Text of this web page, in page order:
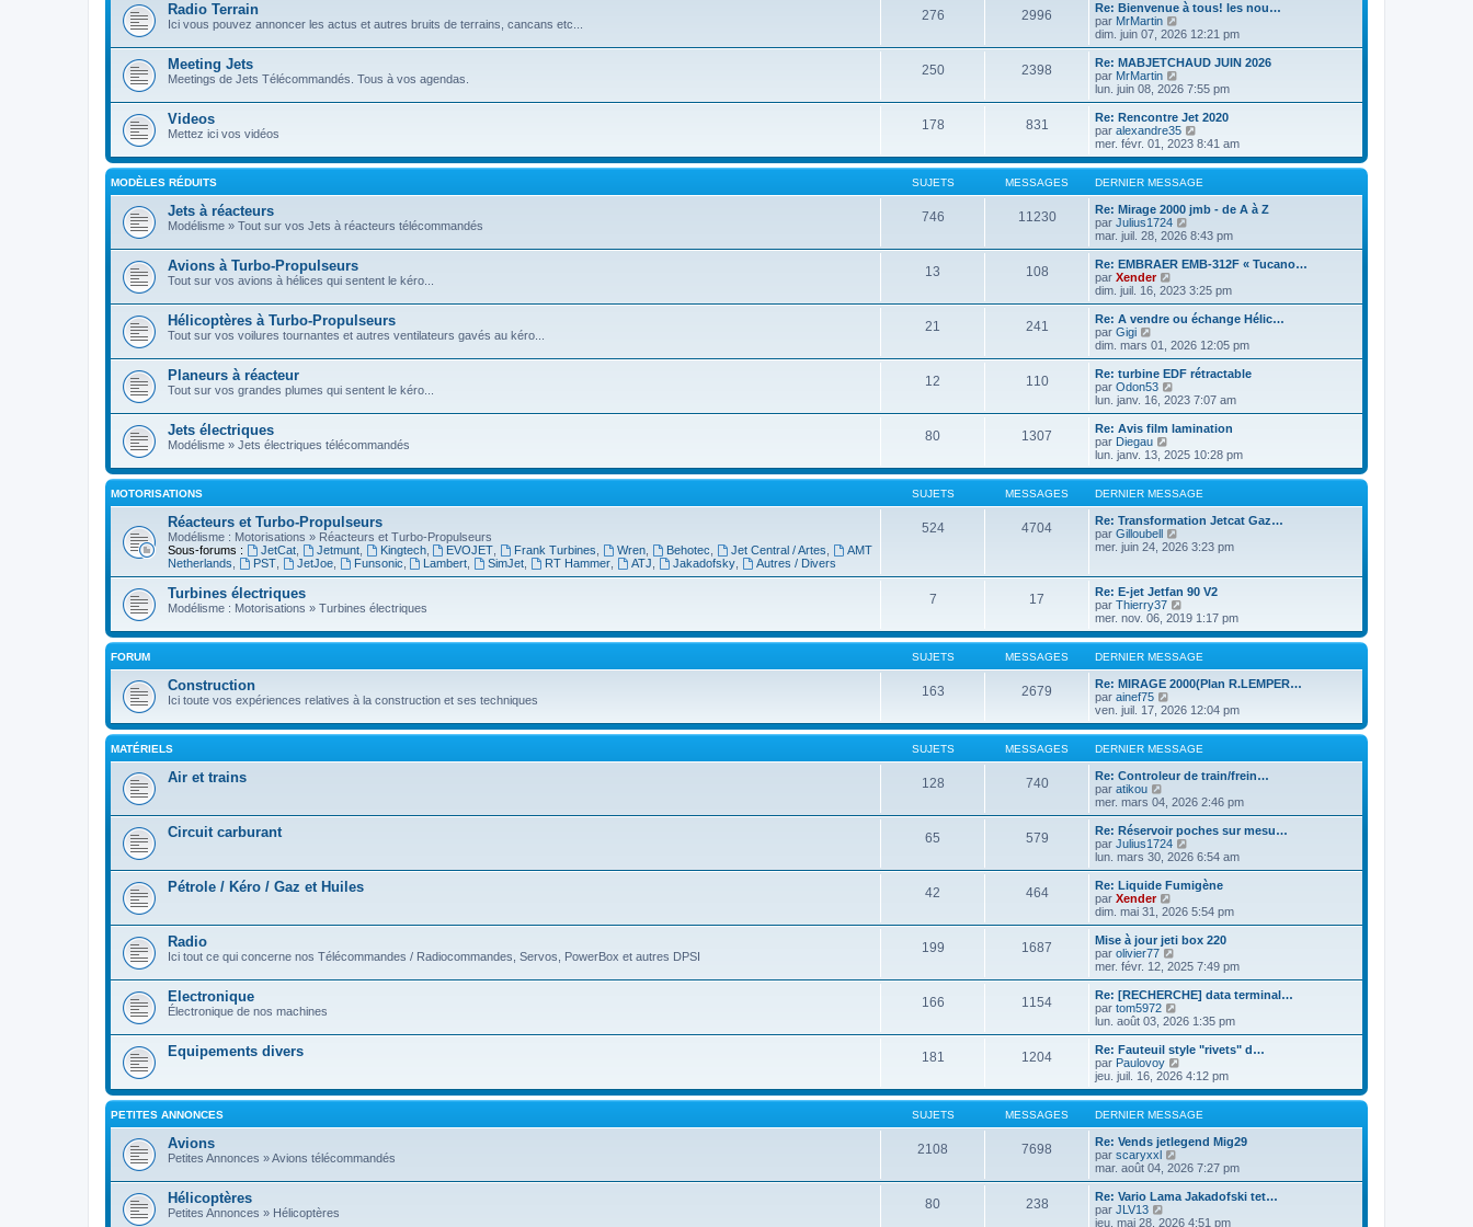
Radio Terrain
Ici vous pouvez annoncer les actus et autres bruits de terrains, cancans etc...
276 2996
Re: Bienvenue à tous! les nou…
par MrMartin
o
n
s
l
e
r
l
e
d
e
r
n
i
e
r
e
s
a
g
dim. juin 07, 2026 12:21 pm
Meeting Jets
Meetings de Jets Télécommandés. Tous à vos agendas.
250 2398
Re: MABJETCHAUD JUIN 2026
par MrMartin
o
n
s
u
l
e
r
l
e
d
e
n
e
r
e
s
a
g
lun. juin 08, 2026 7:55 pm
Videos
Mettez ici vos vidéos
178 831
Re: Rencontre Jet 2020
par alexandre35
o
n
s
u
l
t
r
l
e
e
i
e
r
m
e
s
a
g
mer. févr. 01, 2023 8:41 am
MODÈLES RÉDUITS SUJETS MESSAGES DERNIER MESSAGE
Jets à réacteurs
Modélisme » Tout sur vos Jets à réacteurs télécommandés
746 11230
Re: Mirage 2000 jmb - de A à Z
par Julius1724
o
n
s
l
e
r
l
e
e
n
i
e
m
e
s
s
a
g
mar. juil. 28, 2026 8:43 pm
Avions à Turbo-Propulseurs
Tout sur vos avions à hélices qui sentent le kéro...
13 108
Re: EMBRAER EMB-312F « Tucano…
par Xender
o
n
s
l
e
r
l
e
e
n
i
r
e
s
s
g
e
dim. juil. 16, 2023 3:25 pm
Hélicoptères à Turbo-Propulseurs
Tout sur vos voilures tournantes et autres ventilateurs gavés au kéro...
21 241
Re: A vendre ou échange Hélic…
par Gigi
o
n
s
u
l
e
r
l
e
d
e
r
n
i
e
r
e
s
s
a
g
e
dim. mars 01, 2026 12:05 pm
Planeurs à réacteur
Tout sur vos grandes plumes qui sentent le kéro...
12 110
Re: turbine EDF rétractable
par Odon53
o
n
s
l
e
r
l
e
d
e
i
e
r
m
e
s
s
a
g
lun. janv. 16, 2023 7:07 am
Jets électriques
Modélisme » Jets électriques télécommandés
80 1307
Re: Avis film lamination
par Diegau
o
n
s
u
l
t
e
r
d
e
r
n
i
e
r
m
e
s
s
a
g
e
lun. janv. 13, 2025 10:28 pm
MOTORISATIONS SUJETS MESSAGES DERNIER MESSAGE
Réacteurs et Turbo-Propulseurs
Modélisme : Motorisations » Réacteurs et Turbo-Propulseurs
Sous-forums :
JetCat, Jetmunt, Kingtech, EVOJET Frank Turbines Wren Behotec Jet Central / Artes
AMT
Netherlands
PST, JetJoe, Funsonic Lambert SimJet RT Hammer ATJ Jakadofsky, Autres / Divers
524 4704
Re: Transformation Jetcat Gaz…
par Gilloubell
o
l
t
e
r
e
d
e
r
n
i
e
r
m
e
s
s
a
g
e
mer. juin 24, 2026 3:23 pm
Turbines électriques
Modélisme : Motorisations » Turbines électriques
7 17
Re: E-jet Jetfan 90 V2
par Thierry37
o
n
s
u
l
t
r
l
e
d
e
r
i
e
r
m
e
a
g
e
mer. nov. 06, 2019 1:17 pm
FORUM SUJETS MESSAGES DERNIER MESSAGE
Construction
Ici toute vos expériences relatives à la construction et ses techniques
163 2679
Re: MIRAGE 2000(Plan R.LEMPER…
par ainef75
o
n
s
u
l
t
r
l
e
d
e
n
i
e
r
e
s
s
a
g
e
ven. juil. 17, 2026 12:04 pm
MATÉRIELS SUJETS MESSAGES DERNIER MESSAGE
Air et trains 128 740
Re: Controleur de train/frein…
par atikou
o
n
s
u
e
r
l
e
e
r
n
i
e
r
m
e
s
s
a
g
e
mer. mars 04, 2026 2:46 pm
Circuit carburant 65 579
Re: Réservoir poches sur mesu…
par Julius1724
o
n
s
r
l
e
e
n
i
e
m
e
s
s
a
g
lun. mars 30, 2026 6:54 am
Pétrole / Kéro / Gaz et Huiles 42 464
Re: Liquide Fumigène
par Xender
o
n
s
u
l
e
r
l
e
e
r
n
i
r
e
s
s
a
g
dim. mai 31, 2026 5:54 pm
Radio
Ici tout ce qui concerne nos Télécommandes / Radiocommandes, Servos, PowerBox et autres DPSI
199 1687
Mise à jour jeti box 220
par olivier77
o
n
s
u
l
e
r
l
e
d
e
r
i
e
r
e
mer. févr. 12, 2025 7:49 pm
Electronique
Électronique de nos machines
166 1154
Re: [RECHERCHE] data terminal…
par tom5972
o
n
s
u
l
e
r
l
e
d
e
i
e
lun. août 03, 2026 1:35 pm
Equipements divers 181 1204
Re: Fauteuil style "rivets" d…
par Paulovoy
o
n
s
u
l
t
r
l
e
e
jeu. juil. 16, 2026 4:12 pm
PETITES ANNONCES SUJETS MESSAGES DERNIER MESSAGE
Avions
Petites Annonces » Avions télécommandés
2108 7698
Re: Vends jetlegend Mig29
par scaryxxl
o
n
s
l
mar. août 04, 2026 7:27 pm
Hélicoptères
Petites Annonces » Hélicoptères
80 238
Re: Vario Lama Jakadofski tet…
par JLV13
o
jeu. mai 28, 2026 4:51 pm